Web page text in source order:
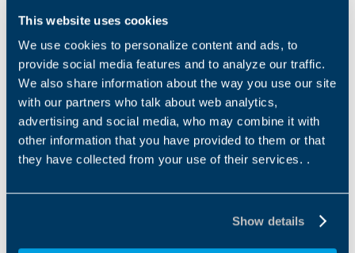
This website uses cookies
We use cookies to personalize content and ads, to
provide social media features and to analyze our traffic.
We also share information about the way you use our site
with our partners who talk about web analytics,
advertising and social media, who may combine it with
other information that you have provided to them or that
they have collected from your use of their services. .
Show details
Products and solutions request
Middle name
Ad*
Soyad*